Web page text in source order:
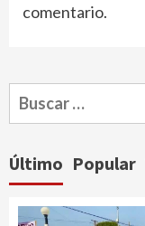
comentario.
Buscar:
Último Popular